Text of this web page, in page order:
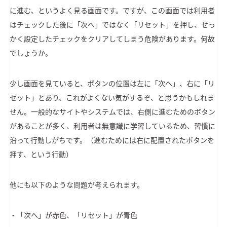
に進む、というよく見る画面です。ですが、この画面では利用者
はチェックした後に「次へ」ではなく「リセット」を押し、せっ
かく設定したチェックをクリアしてしまう危険があります。何故
でしょうか。
少し画面を見ていると、ボタンの位置は左に「次へ」、右に「リ
セット」とあり、これがよくない気がするぞ、と思うかもしれま
せん。一般的なサイトやシステムでは、右側に進むためのボタン
があることが多く、利用者は無意識に学習しているため、習慣に
沿って行動しがちです。（進むためには右に配置されたボタンを
押す、という行動）
他にも以下のような問題が考えられます。
・「次へ」が赤色、「リセット」が青色